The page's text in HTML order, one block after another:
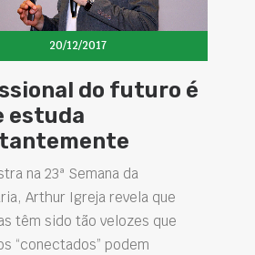
20/12/2017
do futuro é
estuda
na 23ª Semana da
Arthur Igreja revela que
têm sido tão velozes que
“conectados” podem